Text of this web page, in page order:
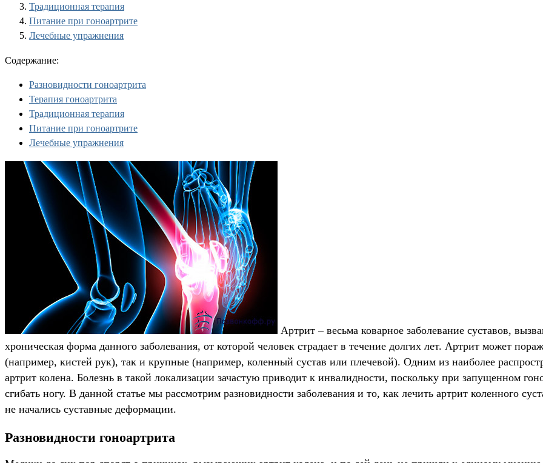
Традиционная терапия
Питание при гоноартрите
Лечебные упражнения
Содержание:
Разновидности гоноартрита
Терапия гоноартрита
Традиционная терапия
Питание при гоноартрите
Лечебные упражнения
Артрит – весьма коварное заболевание суставов,
хроническая форма данного заболевания, от которой человек страдает в течение долгих лет. Артрит может
(например, кистей рук), так и крупные (например, коленный сустав или плечевой). Одним из наиболее
артрит колена. Болезнь в такой локализации зачастую приводит к инвалидности, поскольку при запущенном
сгибать ногу. В данной статье мы рассмотрим разновидности заболевания и то, как лечить артрит коленного
не начались суставные деформации.
Разновидности гоноартрита